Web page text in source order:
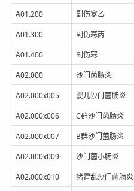
A01.200
副伤寒乙
A01.300
副伤寒丙
A01.400
副伤寒
A02.000
沙门菌肠炎
A02.000x005
婴儿沙门菌肠炎
A02.000x006
C群沙门菌肠炎
A02.000x007
B群沙门菌肠炎
A02.000x009
沙门菌小肠炎
A02.000x010
猪霍乱沙门菌肠炎